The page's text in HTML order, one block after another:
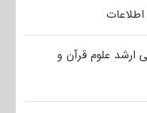
ارشد علوم قرآن و